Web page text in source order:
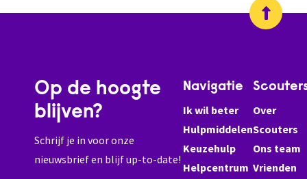
Op de hoogte
blijven?
Schrijf je in voor onze
nieuwsbrief en blijf up-to-date!
Navigatie
Ik wil beter
Hulpmiddelen
Keuzehulp
Helpcentrum
Over
Scouters
Ons team
Vrienden